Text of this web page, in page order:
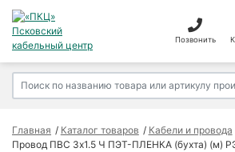
Позвонить
Главная Каталог товаров Кабели и провода
Провод ПВС 3х1.5 Ч ПЭТ-ПЛЕНКА (бухта) (м)